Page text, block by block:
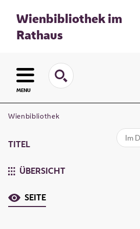
Wienbibliothek im
Rathaus
MENU
Wienbibliothek
TITEL
ÜBERSICHT
SEITE